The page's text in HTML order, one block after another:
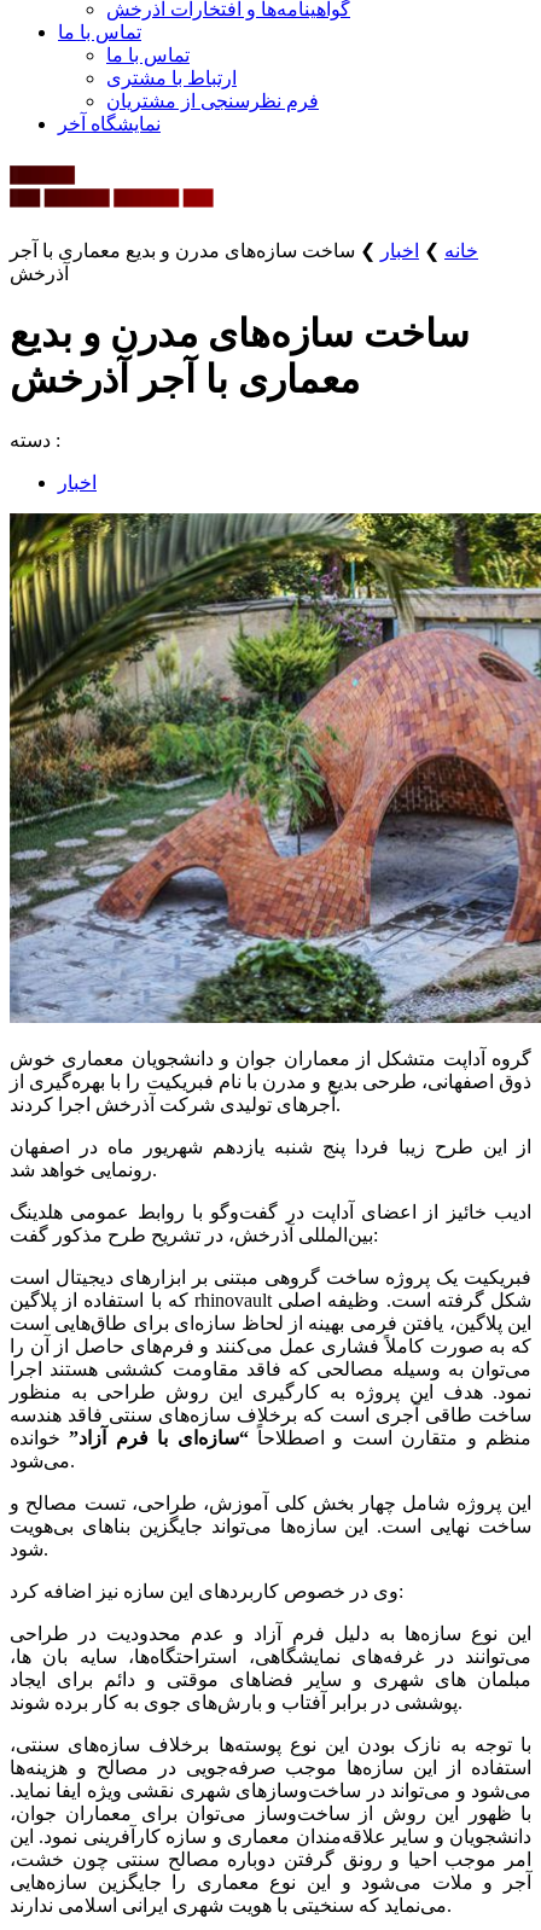
گواهینامه‌ها و افتخارات آذرخش
تماس با ما
تماس با ما
ارتباط با مشتری
فرم نظرسنجی از مشتریان
نمایشگاه‌ آخر
خانه ❯ اخبار ❯ ساخت سازه‌های مدرن و بدیع معماری با آجر
آذرخش
ساخت سازه‌های مدرن و بدیع
معماری با آجر آذرخش
دسته :
اخبار
گروه آداپت متشکل از معماران جوان و دانشجویان معماری خوش
ذوق اصفهانی، طرحی بدیع و مدرن با نام فبریکیت را با بهره‌گیری از
آجرهای تولیدی شرکت آذرخش اجرا کردند.
از این طرح زیبا فردا پنج شنبه یازدهم شهریور ماه در اصفهان
رونمایی خواهد شد.
ادیب خائیز از اعضای آداپت در گفت‌وگو با روابط عمومی هلدینگ
بین‌المللی آذرخش، در تشریح طرح مذکور گفت:
فبریکیت یک پروژه ساخت گروهی مبتنی بر ابزارهای دیجیتال است
که با استفاده از پلاگین rhinovault شکل گرفته است. وظیفه اصلی
این پلاگین، یافتن فرمی بهینه از لحاظ سازه‌ای برای طاق‌هایی است
که به صورت کاملاً فشاری عمل می‌کنند و فرم‌های حاصل از آن را
می‌توان به وسیله مصالحی که فاقد مقاومت کششی هستند اجرا
نمود. هدف این پروژه به کارگیری این روش طراحی به منظور
ساخت طاقی آجری است که برخلاف سازه‌های سنتی فاقد هندسه
منظم و متقارن است و اصطلاحاً“سازه‌ای با فرم آزاد”خوانده
می‌شود.
این پروژه شامل چهار بخش کلی آموزش، طراحی، تست مصالح و
ساخت نهایی است. این سازه‌ها می‌تواند جایگزین بناهای بی‌هویت
شود.
وی در خصوص کاربردهای این سازه نیز اضافه کرد:
این نوع سازه‌ها به دلیل فرم آزاد و عدم محدودیت در طراحی
می‌توانند در غرفه‌های نمایشگاهی، استراحتگاه‌ها، سایه بان ها،
مبلمان های شهری و سایر فضاهای موقتی و دائم برای ایجاد
پوششی در برابر آفتاب و بارش‌های جوی به کار برده شوند.
با توجه به نازک بودن این نوع پوسته‌ها برخلاف سازه‌های سنتی،
استفاده از این سازه‌ها موجب صرفه‌جویی در مصالح و هزینه‌ها
می‌شود و می‌تواند در ساخت‌وسازهای شهری نقشی ویژه ایفا نماید.
با ظهور این روش از ساخت‌وساز می‌توان برای معماران جوان،
دانشجویان و سایر علاقه‌مندان معماری و سازه کارآفرینی نمود. این
امر موجب احیا و رونق گرفتن دوباره مصالح سنتی چون خشت،
آجر و ملات می‌شود و این نوع معماری را جایگزین سازه‌هایی
می‌نماید که سنخیتی با هویت شهری ایرانی اسلامی ندارند.